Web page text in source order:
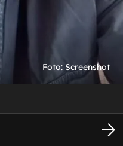
Foto: Screenshot